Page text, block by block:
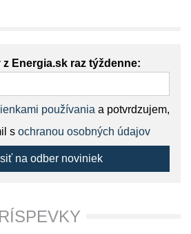
Energia.sk raz týždenne:
používania a potvrdzujem,
s ochranou osobných údajov
na odber noviniek